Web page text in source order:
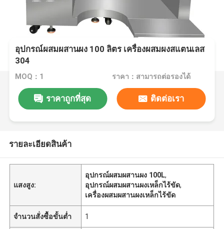
อุปกรณ์ผสมผสานผง 100 ลิตร เครื่องผสมผงสแตนเลส
304
MOQ：1 ราคา：สามารถต่อรองได้
ราคาถูกที่สุด ติดต่อเรา
รายละเอียดสินค้า
แสงสูง:
อุปกรณ์ผสมผสานผง 100L,
อุปกรณ์ผสมผสานผงเหล็กไร้ขัด,
เครื่องผสมผสานผงเหล็กไร้ขัด
จำนวนสั่งซื้อขั้นต่ำ 1